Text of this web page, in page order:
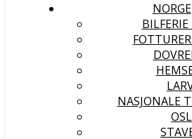
NORGE
NASJONALE